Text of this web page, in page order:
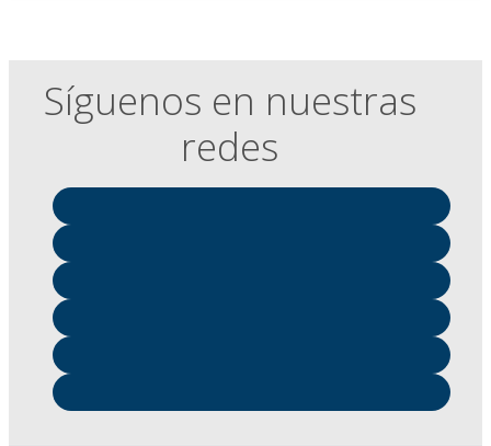
Síguenos en nuestras
redes